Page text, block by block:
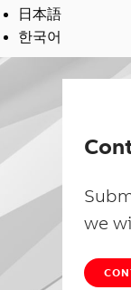
日本語
한국어
we